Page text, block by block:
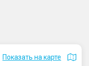
Показать на карте